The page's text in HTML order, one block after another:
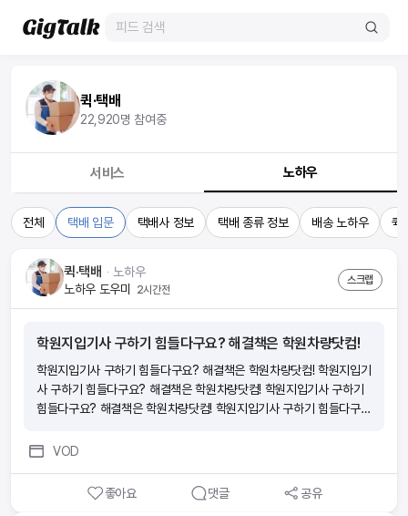
퀵·택배
22,920명 참여중
서비스 노하우
전체 택배 입문 택배사 정보 택배 종류 정보 배송 노하우 퀵
퀵·택배 ᆞ 노하우
노하우 도우미
2시간전
스크랩
학원지입기사 구하기 힘들다구요? 해결책은 학원차량닷컴!
학원지입기사 구하기 힘들다구요? 해결책은 학원차량닷컴! 학원지입기
사 구하기 힘들다구요? 해결책은 학원차량닷컴! 학원지입기사 구하기
힘들다구요? 해결책은 학원차량닷컴! 학원지입기사 구하기 힘들다구
VOD
좋아요 댓글 공유